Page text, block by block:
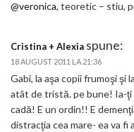
@veronica, teoretic – stiu,
Cristina + Alexia spune:
18 AUGUST 2011 LA 21:36
Gabi, la aşa copii frumoşi şi
atât de tristă. pe bune! Ia-ţi
cadă! E un ordin!! E
distracţia cea mare- ea va